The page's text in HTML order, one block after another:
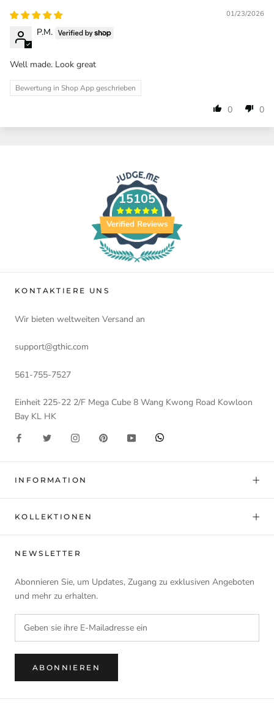
01/23/2026
P.M.
Well made. Look great
Bewertung in Shop App geschrieben
0 0
15105
Verified Reviews
KONTAKTIERE UNS
Wir bieten weltweiten Versand an
support@gthic.com
561-755-7527
Einheit 225-22 2/F Mega Cube 8 Wang Kwong Road Kowloon
Bay KL HK
INFORMATION
KOLLEKTIONEN
NEWSLETTER
Abonnieren Sie, um Updates, Zugang zu exklusiven Angeboten
und mehr zu erhalten.
ABONNIEREN